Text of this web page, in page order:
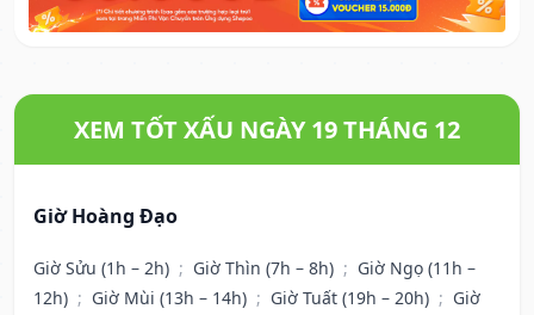
XEM TỐT XẤU NGÀY 19 THÁNG 12
Giờ Hoàng Đạo
Giờ Sửu (1h – 2h) ; Giờ Thìn (7h – 8h) ; Giờ Ngọ (11h –
12h) ; Giờ Mùi (13h – 14h) ; Giờ Tuất (19h – 20h) ; Giờ